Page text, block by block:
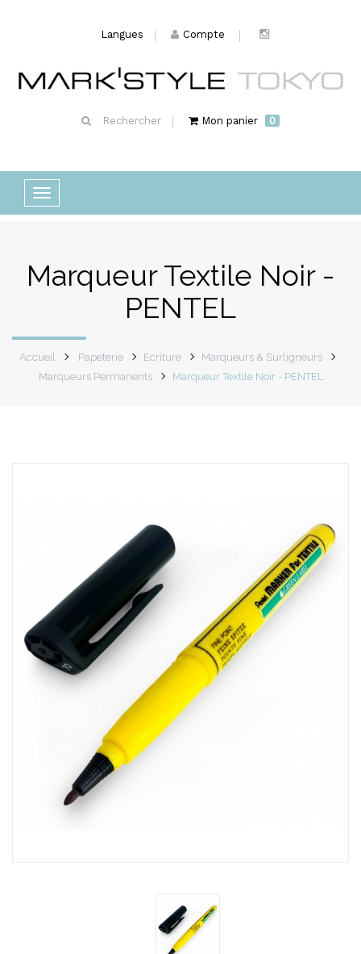
Langues Compte
Rechercher Mon panier 0
Basculer
la
Marqueur Textile Noir -
PENTEL
Accueil Papeterie Écriture
Marqueurs & Surligneurs
Marqueurs Permanents
Marqueur Textile Noir - PENTEL